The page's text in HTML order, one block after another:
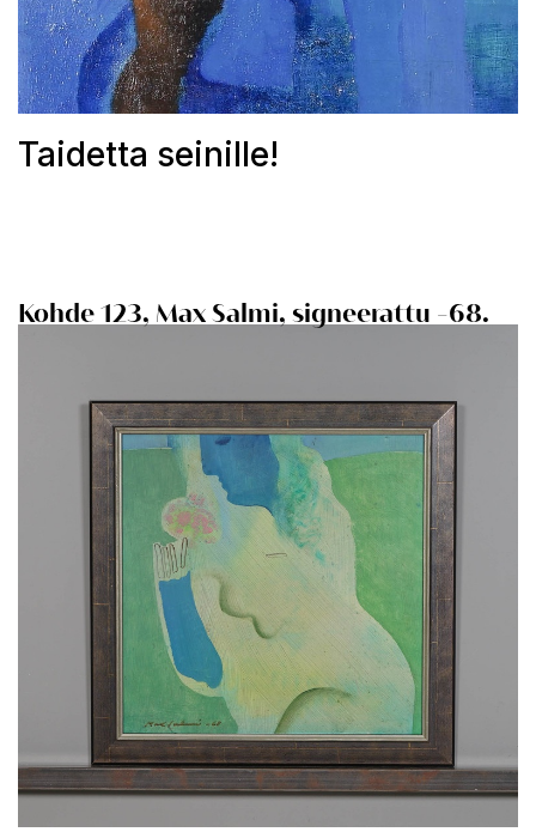
Taidetta seinille!
Kohde 123, Max Salmi, signeerattu -68.